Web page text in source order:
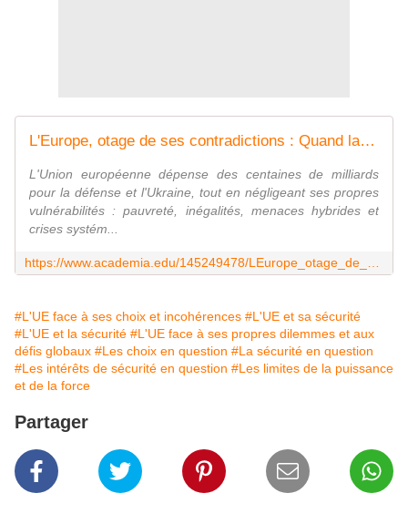
L'Europe, otage de ses contradictions : Quand la défense devient une faiblesse Comment Bruxelles sacrifie ses citoyens sur l'autel de la géopolitique
L'Union européenne dépense des centaines de milliards
pour la défense et l'Ukraine, tout en négligeant ses propres
vulnérabilités : pauvreté, inégalités, menaces hybrides et
crises systém...
#L'UE face à ses choix et incohérences #L'UE et sa sécurité
#L'UE et la sécurité #L'UE face à ses propres dilemmes et aux
défis globaux #Les choix en question #La sécurité en question
#Les intérêts de sécurité en question #Les limites de la puissance
et de la force
Partager